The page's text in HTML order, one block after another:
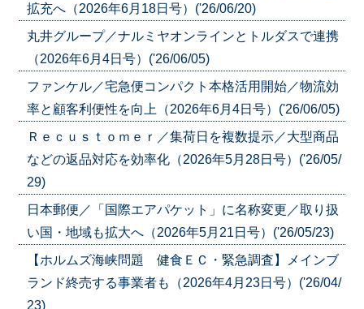
拡充へ（2026年6月18日号）('26/06/20)
丸井グループ／ナルミヤオンラインとトルダスで連携
（2026年6月4日号）('26/06/05)
ファンケル／宅急便コンパクト本格活用開始／物流効
率と顧客利便性を向上（2026年6月4日号）('26/06/05)
Ｒｅｃｕｓｔｏｍｅｒ／集荷日を複数提示／大型商品
などの返品対応を効率化（2026年5月28日号）('26/05/
29)
日本郵便／「国際エアパケット」に名称変更／取り扱
い国・地域も拡大へ（2026年5月21日号）('26/05/23)
【ホルムズ海峡問題 健食ＥＣ・緊急調査】メインブ
ランド終売する事業者も（2026年4月23日号）('26/04/
23)